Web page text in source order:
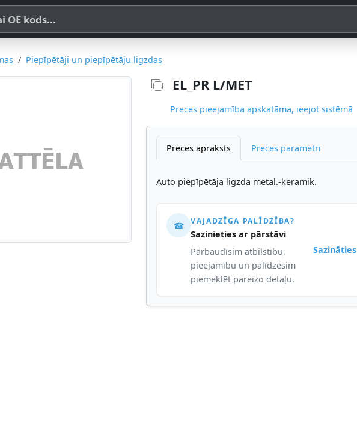
SKU vai OE koda
Piepīpētāji un piepīpētāju ligzdas
EL_PR L/MET
Preces pieejamība apskatāma, ieejot sistēmā
Preces apraksts Preces parametri
Auto piepīpētāja ligzda metal.-keramik.
☎ VAJADZĪGA PALĪDZĪBA?
Sazinieties ar pārstāvi
Pārbaudīsim atbilstību,
pieejamību un palīdzēsim
piemeklēt pareizo detaļu.
Sazināties